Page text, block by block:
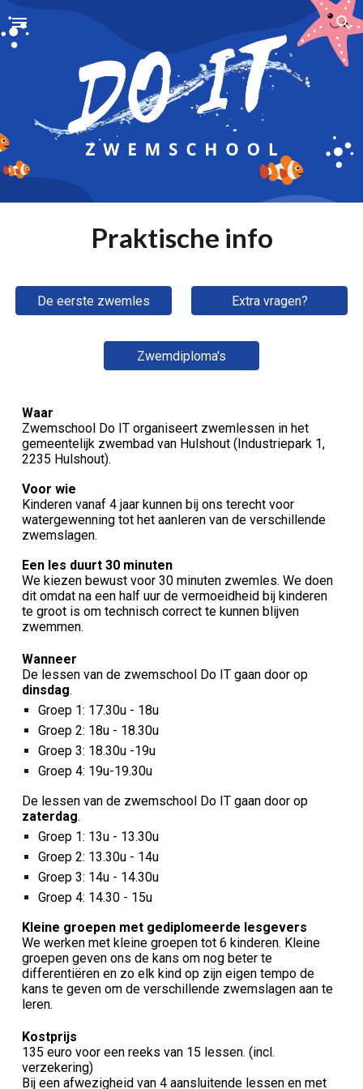
Skip to main content Skip to navigation
Praktische info
De eerste zwemles Extra vragen?
Zwemdiploma's
Waar
Zwemschool Do IT organiseert zwemlessen in het
gemeentelijk zwembad van Hulshout (Industriepark 1,
2235 Hulshout).
Voor wie
Kinderen vanaf 4 jaar kunnen bij ons terecht voor
watergewenning tot het aanleren van de verschillende
zwemslagen.
Een les duurt 30 minuten
We kiezen bewust voor 30 minuten zwemles. We doen
dit omdat na een half uur de vermoeidheid bij kinderen
te groot is om technisch correct te kunnen blijven
zwemmen.
Wanneer
De lessen van de zwemschool Do ITgaan door op
dinsdag.
Groep 1: 17.30u - 18u
Groep 2: 18u - 18.30u
Groep 3: 18.30u -19u
Groep 4: 19u-19.30u
De lessen van de zwemschool Do ITgaan door op
zaterdag.
Groep 1: 13u - 13.30u
Groep 2: 13.30u - 14u
Groep 3: 14u - 14.30u
Groep 4: 14.30 - 15u
Kleine groepen met gediplomeerde lesgevers
We werken met kleine groepen tot 6 kinderen. Kleine
groepen geven ons de kans om nog beter te
differentiëren en zo elk kind op zijn eigen tempo de
kans te geven om de verschillende zwemslagen aan te
leren.
Kostprijs
135 euro voor een reeks van 15 lessen. (incl.
verzekering)
Bij een afwezigheid van 4 aansluitende lessen en met